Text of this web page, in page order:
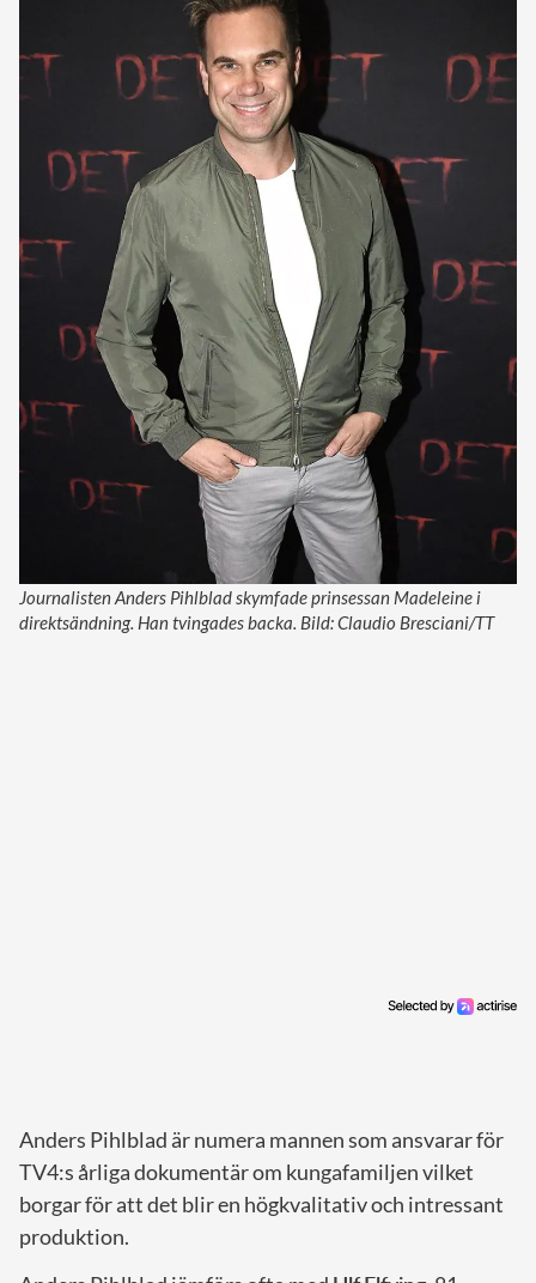
Journalisten Anders Pihlblad skymfade prinsessan Madeleine i
direktsändning. Han tvingades backa. Bild: Claudio Bresciani/TT
Anders Pihlblad är numera mannen som ansvarar för
TV4:s årliga dokumentär om kungafamiljen vilket
borgar för att det blir en högkvalitativ och intressant
produktion.